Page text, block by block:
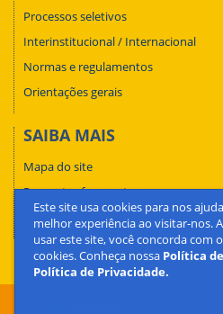
Este site usa cookies para nos
melhor experiência ao visitar-nos.
usar este site, você concorda com
cookies. Conheça nossa Política
Política de Privacidade.
Processos seletivos
Interinstitucional / Internacional
Normas e regulamentos
Orientações gerais
SAIBA MAIS
Mapa do site
Perguntas frequentes
Fale conosco